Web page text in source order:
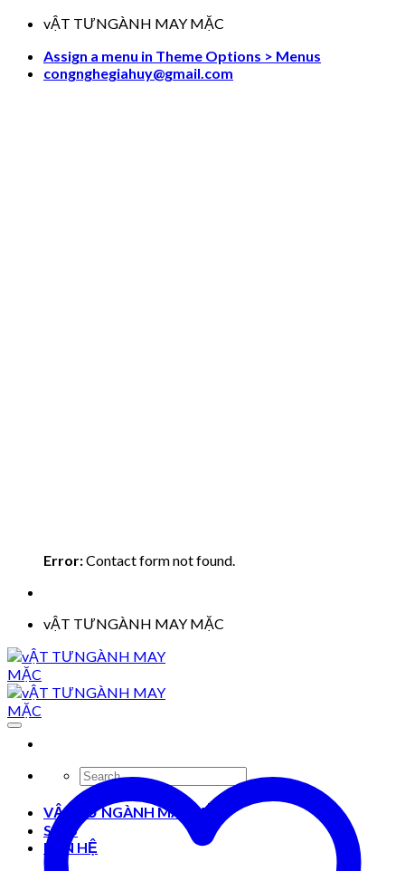
Skip
content
vẬT TƯNGÀNH MAY MẶC
Assign a menu in Theme Options > Menus
congnghegiahuy@gmail.com
Error:Contact form not found.
vẬT TƯNGÀNH MAY MẶC
Search
for:
VẬT TƯ NGÀNH MAY MẶC
Shop
LIÊN HỆ